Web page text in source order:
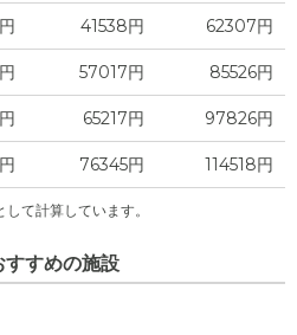
0 万円
0 万円
-
41538円 62307円
57017円 85526円
65217円 97826円
76345円 114518円
て計算しています。
すすめの施設